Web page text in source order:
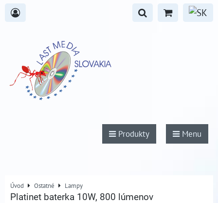
Produkty Menu
Úvod Ostatné Lampy
Platinet baterka 10W, 800 lúmenov